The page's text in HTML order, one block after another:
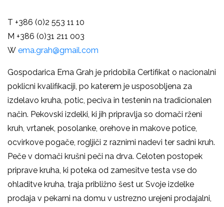
T +386 (0)2 553 11 10
M +386 (0)31 211 003
W ema.grah@gmail.com
Gospodarica Ema Grah je pridobila Certifikat o nacionalni
poklicni kvalifikaciji, po katerem je usposobljena za
izdelavo kruha, potic, peciva in testenin na tradicionalen
način. Pekovski izdelki, ki jih pripravlja so domači rženi
kruh, vrtanek, posolanke, orehove in makove potice,
ocvirkove pogače, rogljiči z raznimi nadevi ter sadni kruh.
Peče v domači krušni peči na drva. Celoten postopek
priprave kruha, ki poteka od zamesitve testa vse do
ohladitve kruha, traja približno šest ur. Svoje izdelke
prodaja v pekarni na domu v ustrezno urejeni prodajalni,